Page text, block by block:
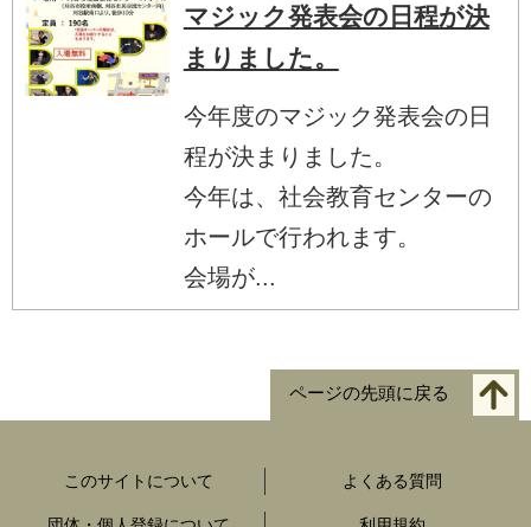
マジック発表会の日程が決
まりました。
今年度のマジック発表会の日
程が決まりました。
今年は、社会教育センターの
ホールで行われます。
会場が...
ページの先頭に戻る
このサイトについて よくある質問